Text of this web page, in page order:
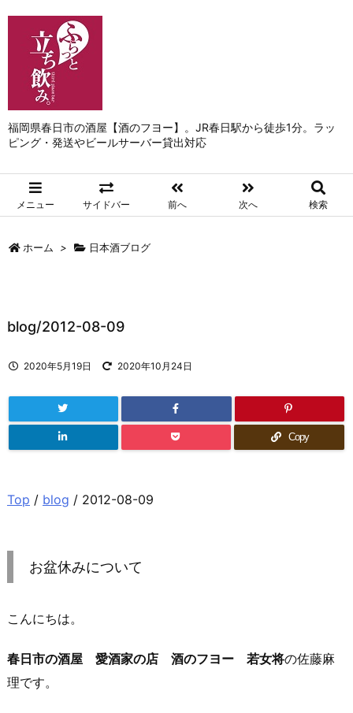
福岡県春日市の酒屋【酒のフヨー】。JR春日駅から徒歩1分。ラッ
ピング・発送やビールサーバー貸出対応
メニュー サイドバー 前へ 次へ 検索
ホーム > 日本酒ブログ
blog/2012-08-09
2020年5月19日 2020年10月24日
Copy
Top / blog / 2012-08-09
お盆休みについて
こんにちは。
春日市の酒屋 愛酒家の店 酒のフヨー 若女将の佐藤麻
理です。